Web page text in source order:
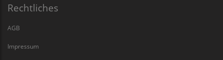
Rechtliches
AGB
Impressum